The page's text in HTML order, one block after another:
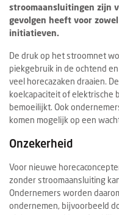
stroomaansluitingen zijn
gevolgen heeft voor
initiatieven.
De druk op het stroomnet
piekgebruik in de ochtend
veel horecazaken draaien.
koelcapaciteit of elektrische
bemoeilijkt. Ook
komen mogelijk op een
Onzekerheid
Voor nieuwe
zonder stroomaansluiting
Ondernemers worden
ondernemen, bijvoorbeeld